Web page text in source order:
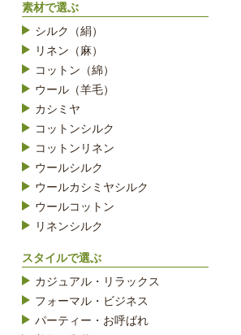
素材で選ぶ
シルク（絹）
リネン（麻）
コットン（綿）
ウール（羊毛）
カシミヤ
コットンシルク
コットンリネン
ウールシルク
ウールカシミヤシルク
ウールコットン
リネンシルク
スタイルで選ぶ
カジュアル・リラックス
フォーマル・ビジネス
パーティー・お呼ばれ